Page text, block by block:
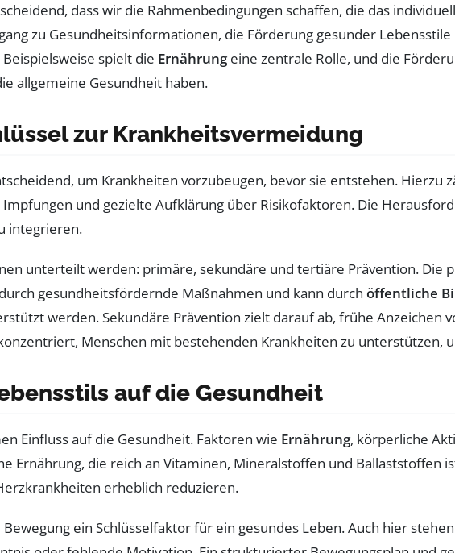
dass wir die Rahmenbedingungen schaffen, die das
zu Gesundheitsinformationen, die Förderung gesunder
spielt die Ernährungeine zentrale Rolle, und die
allgemeine Gesundheit haben.
zur Krankheitsvermeidung
um Krankheiten vorzubeugen, bevor sie entstehen. Hierzu
Impfungen und gezielte Aufklärung über Risikofaktoren. Die
integrieren.
unterteilt werden: primäre, sekundäre und tertiäre Prävention. Die
gesundheitsfördernde Maßnahmen und kann durch öffentliche
werden. Sekundäre Prävention zielt darauf ab, frühe Anzeichen
Menschen mit bestehenden Krankheiten zu unterstützen,
auf die Gesundheit
Einfluss auf die Gesundheit. Faktoren wie Ernährung, körperliche
Ernährung, die reich an Vitaminen, Mineralstoffen und Ballaststoffen
erheblich reduzieren.
ein Schlüsselfaktor für ein gesundes Leben. Auch hier